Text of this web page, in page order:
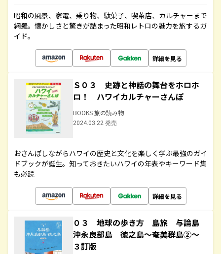
昭和の風景、家電、乗り物、駄菓子、喫茶店、カルチャーまで
網羅。懐かしさと驚きが詰まった昭和レトロの魅力を旅するガ
イド。
詳細を見る
Ｓ０３ 史跡と神話の舞台をホロホ
ロ！ ハワイカルチャーさんぽ
BOOKS 旅の読み物
2024.03.22 発売
おさんぽしながらハワイの歴史と文化を楽しく学ぶ最強のガイ
ドブックが誕生。知っておきたいハワイの年表やキーワード集
も必読
詳細を見る
０３ 地球の歩き方 島旅 与論島
沖永良部島 徳之島～奄美群島②～
３訂版